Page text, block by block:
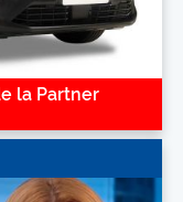
la Partner